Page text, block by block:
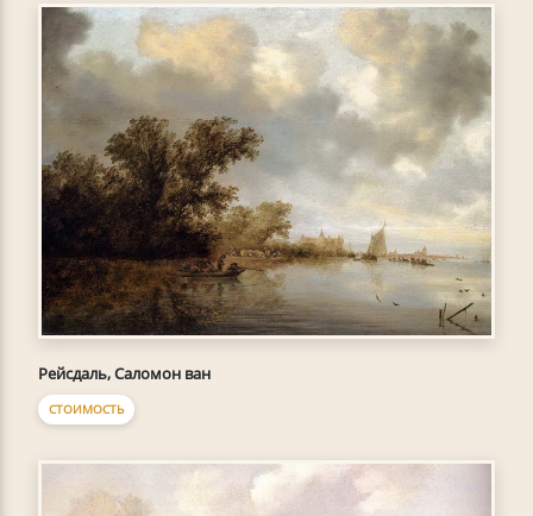
Рейсдаль, Саломон ван
СТОИМОСТЬ